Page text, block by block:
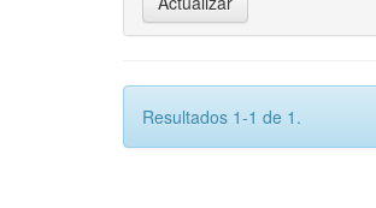
Resultados 1-1 de 1.